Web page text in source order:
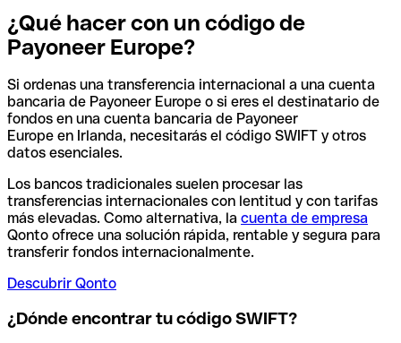
¿Qué hacer con un código de
Payoneer Europe?
Si ordenas una transferencia internacional a una cuenta
bancaria de Payoneer Europe o si eres el destinatario de
fondos en una cuenta bancaria de Payoneer
Europe en Irlanda, necesitarás el código SWIFT y otros
datos esenciales.
Los bancos tradicionales suelen procesar las
transferencias internacionales con lentitud y con tarifas
más elevadas. Como alternativa, la cuenta de empresa
Qonto ofrece una solución rápida, rentable y segura para
transferir fondos internacionalmente.
Descubrir Qonto
¿Dónde encontrar tu código SWIFT?